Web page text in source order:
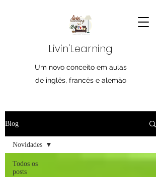
Livin'Learning
Um novo conceito em aulas
de inglês, francês e alemão
Blog
Todos os
posts
Novidades